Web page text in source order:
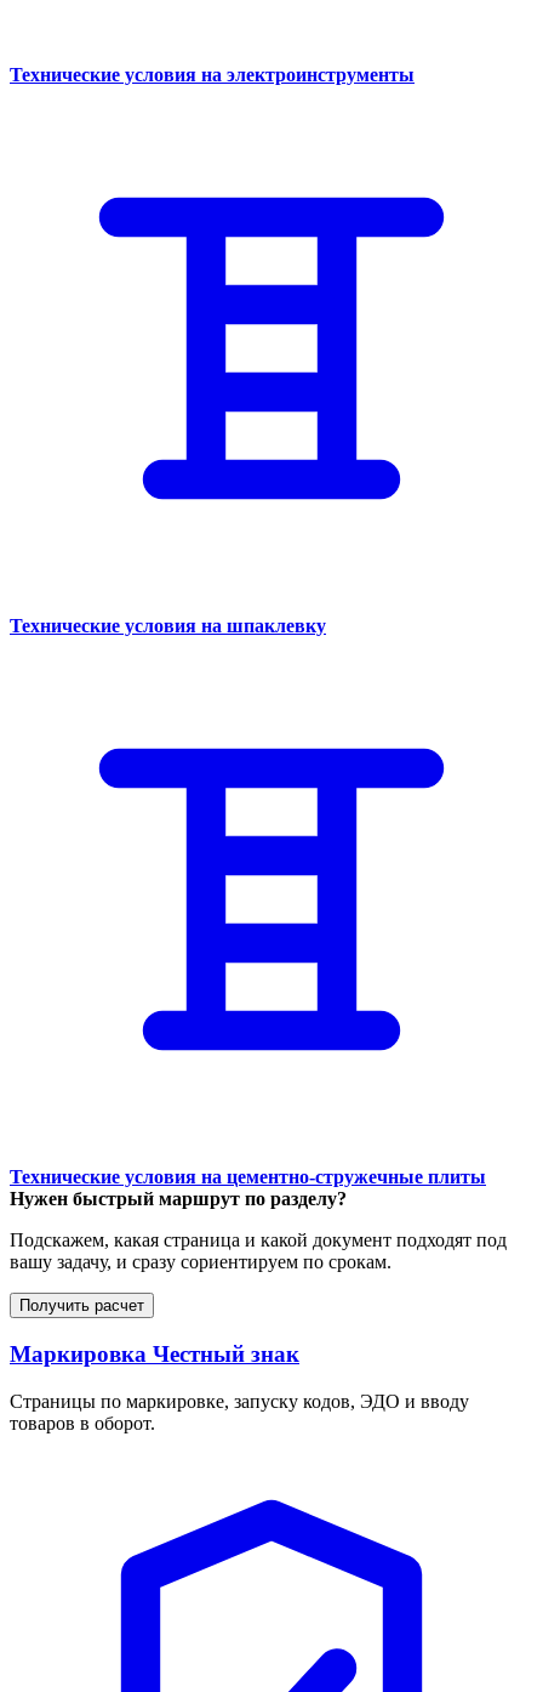
Технические условия на электроинструменты
Технические условия на шпаклевку
Технические условия на цементно-стружечные плиты
Нужен быстрый маршрут по разделу?
Подскажем, какая страница и какой документ подходят под
вашу задачу, и сразу сориентируем по срокам.
Получить расчет
Маркировка Честный знак
Страницы по маркировке, запуску кодов, ЭДО и вводу
товаров в оборот.